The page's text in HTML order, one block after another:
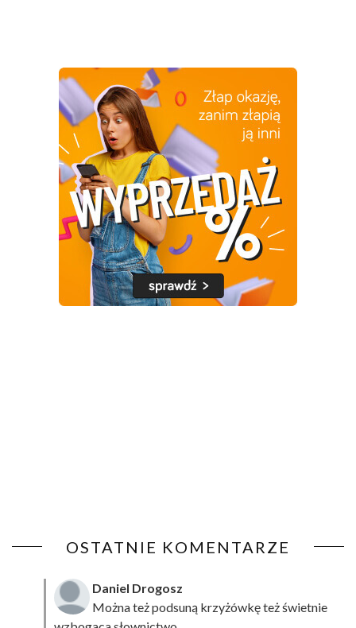
OSTATNIE KOMENTARZE
Daniel Drogosz
Można też podsuną krzyżówkęteż świetnie